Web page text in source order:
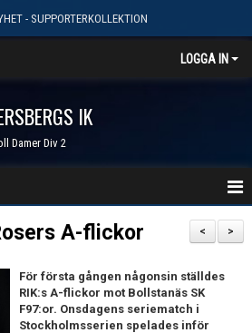
- SUPPORTERKOLLEKTION
LOGGA IN
IK
Damer Div 2
>
<
A-flickor
För första gången någonsin ställdes
RIK:s A-flickor mot Bollstanäs SK
F97:or. Onsdagens seriematch i
Stockholmsserien spelades inför